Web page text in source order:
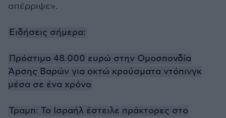
απέρριψε».
Ειδήσεις σήμερα:
Πρόστιμο 48.000 ευρώ στην Ομοσπονδία
Άρσης Βαρών για οκτώ κρούσματα ντόπινγκ
μέσα σε ένα χρόνο
Τραμπ: Το Ισραήλ έστειλε πράκτορες στο